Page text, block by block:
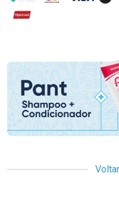
Hipercard
Promoção em